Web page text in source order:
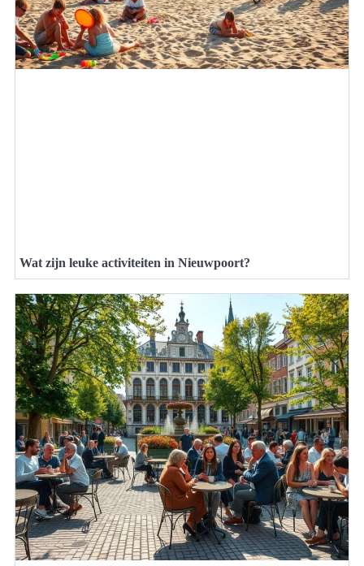
Wat zijn leuke activiteiten in Nieuwpoort?